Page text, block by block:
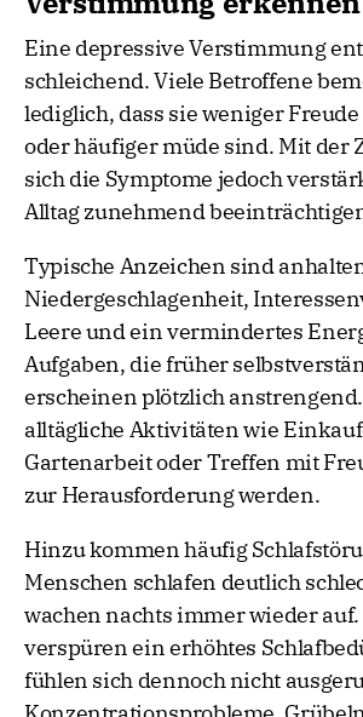
Eine depressive Verstimmung
schleichend. Viele Betroffene
lediglich, dass sie weniger
oder häufiger müde sind. Mit der
sich die Symptome jedoch
Alltag zunehmend
Typische Anzeichen sind
Niedergeschlagenheit,
Leere und ein vermindertes
Aufgaben, die früher
erscheinen plötzlich
alltägliche Aktivitäten wie
Gartenarbeit oder Treffen mit
zur Herausforderung werden.
Hinzu kommen häufig
Menschen schlafen deutlich
wachen nachts immer wieder
verspüren ein erhöhtes
fühlen sich dennoch nicht